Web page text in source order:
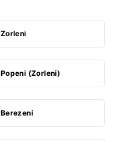
Zorleni
Popeni (Zorleni)
Berezeni